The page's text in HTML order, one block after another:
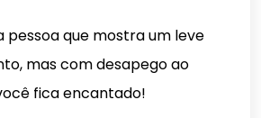
pessoa que mostra um leve
mas com desapego ao
fica encantado!